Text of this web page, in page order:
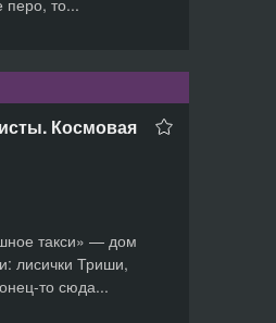
перо, то...
Космовая
такси» — дом
лисички Триши,
то сюда...